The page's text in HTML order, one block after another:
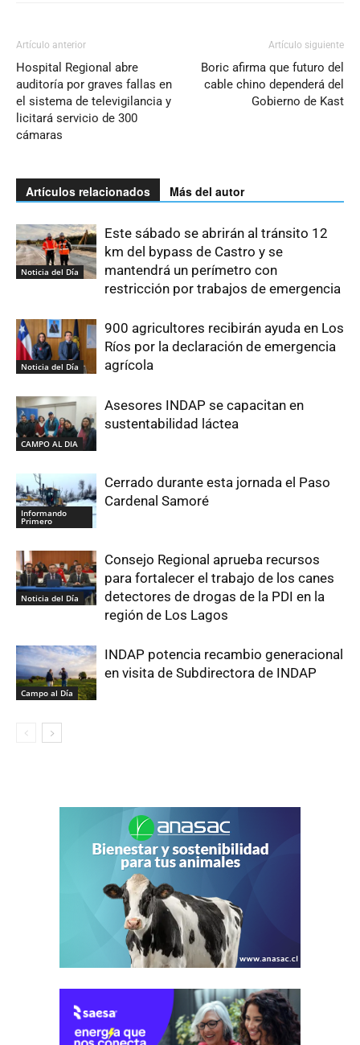
Artículo anterior
Hospital Regional abre
auditoría por graves fallas en
el sistema de televigilancia y
licitará servicio de 300
cámaras
Artículo siguiente
Boric afirma que futuro del
cable chino dependerá del
Gobierno de Kast
Artículos relacionados Más del autor
Noticia del Día
Este sábado se abrirán al tránsito 12
km del bypass de Castro y se
mantendrá un perímetro con
restricción por trabajos de emergencia
Noticia del Día
900 agricultores recibirán ayuda en Los
Ríos por la declaración de emergencia
agrícola
CAMPO AL DIA
Asesores INDAP se capacitan en
sustentabilidad láctea
Informando
Primero
Cerrado durante esta jornada el Paso
Cardenal Samoré
Noticia del Día
Consejo Regional aprueba recursos
para fortalecer el trabajo de los canes
detectores de drogas de la PDI en la
región de Los Lagos
Campo al Día
INDAP potencia recambio generacional
en visita de Subdirectora de INDAP